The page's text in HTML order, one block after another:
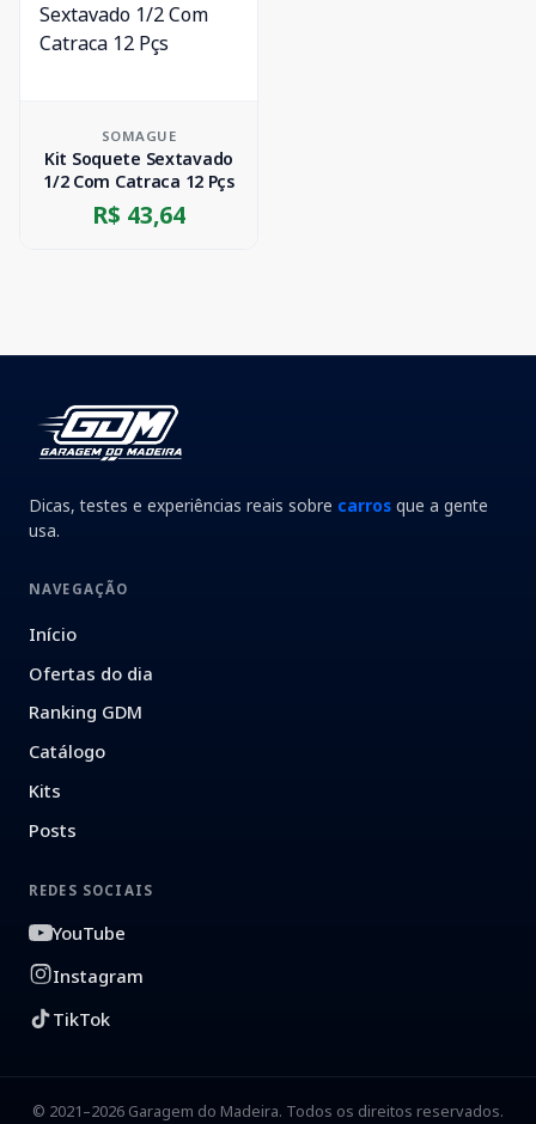
SOMAGUE
Kit Soquete Sextavado
1/2 Com Catraca 12 Pçs
R$ 43,64
Dicas, testes e experiências reais sobre carros que a gente
usa.
NAVEGAÇÃO
Início
Ofertas do dia
Ranking GDM
Catálogo
Kits
Posts
REDES SOCIAIS
YouTube
Instagram
TikTok
© 2021–2026 Garagem do Madeira. Todos os direitos reservados.